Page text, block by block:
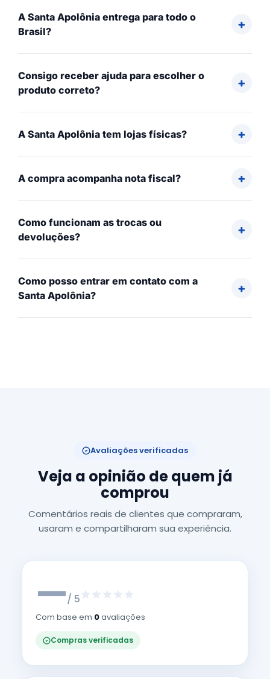
A Santa Apolônia entrega para todo o
Brasil?
Consigo receber ajuda para escolher o
produto correto?
A Santa Apolônia tem lojas físicas?
A compra acompanha nota fiscal?
Como funcionam as trocas ou
devoluções?
Como posso entrar em contato com a
Santa Apolônia?
Avaliações verificadas
Veja a opinião de quem já
comprou
Comentários reais de clientes que compraram,
usaram e compartilharam sua experiência.
—/ 5
Com base em 0avaliações
Compras verificadas